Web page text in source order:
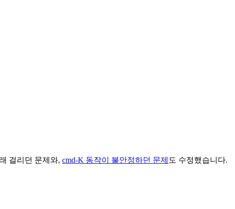
걸리던 문제와, cmd-K 동작이 불안정하던 문제 도 수정했습니다.